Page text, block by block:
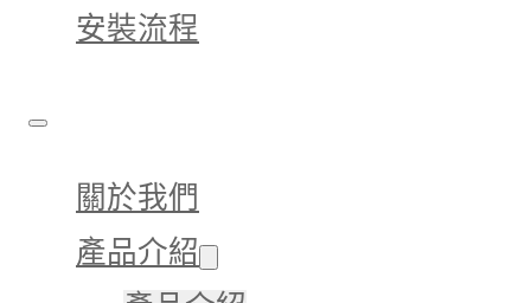
安裝流程
關於我們
產品介紹